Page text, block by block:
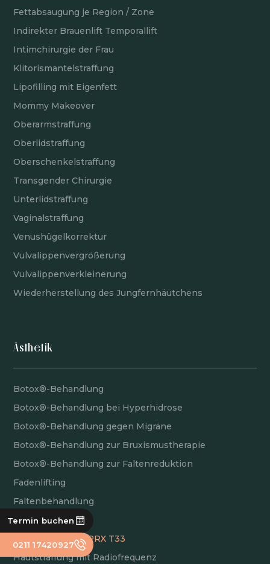
Fettabsaugung je Region / Zone
Indirekter Brauenlift Temporallift
Intimchirurgie der Frau
Klitorismantelstraffung
Lipofilling mit Eigenfett
Mommy Makeover
Oberarmstraffung
Oberlidstraffung
Oberschenkelstraffung
Transgender Chirurgie
Unterlidstraffung
Vaginalstraffung
Venushügelkorrektur
Vulvalippenvergrößerung
Vulvalippenverkleinerung
Wiederherstellung des Jungfernhäutchens
Ästhetik
Botox®-Behandlung
Botox®-Behandlung bei Hyperhidrose
Botox®-Behandlung gegen Migräne
Botox®-Behandlung zur Bruxismustherapie
Botox®-Behandlung zur Faltenreduktion
Fadenlifting
Faltenbehandlung
Filler
Gesichtspeeling PRX T33
Hautstraffung mit Radiofrequenz
Termin buchen
0211 17420927